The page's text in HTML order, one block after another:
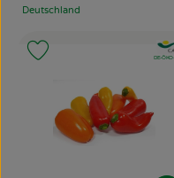
, Herkunft:
Deutschland
,
,DE-
Produkt zu Favouriten